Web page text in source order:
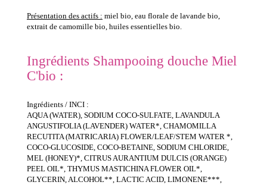
Présentation des actifs : miel bio, eau florale de lavande bio,
extrait de camomille bio, huiles essentielles bio.
Ingrédients Shampooing douche Miel
C'bio :
Ingrédients / INCI :
AQUA (WATER), SODIUM COCO-SULFATE, LAVANDULA
ANGUSTIFOLIA (LAVENDER) WATER*, CHAMOMILLA
RECUTITA (MATRICARIA) FLOWER/LEAF/STEM WATER *,
COCO-GLUCOSIDE, COCO-BETAINE, SODIUM CHLORIDE,
MEL (HONEY)*, CITRUS AURANTIUM DULCIS (ORANGE)
PEEL OIL*, THYMUS MASTICHINA FLOWER OIL*,
GLYCERIN, ALCOHOL**, LACTIC ACID, LIMONENE***,